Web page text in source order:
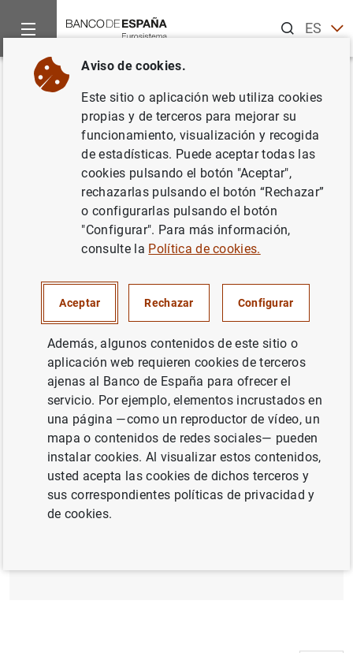
ESEN
Inicio Publicaciones
Volver
Compañías privilegiadas de
comercio con América y cambio
político (1706-1765)
COMERCIO INTERNACIONAL
SITUACIÓN ECONÓMICA COMPETITIVIDAD
Documento completo
Compañías privilegiadas de comercio con
Aviso de cookies.
Este sitio o aplicación web utiliza cookies
propias y de terceros para mejorar su
funcionamiento, visualización y recogida
de estadísticas. Puede aceptar todas las
cookies pulsando el botón "Aceptar",
rechazarlas pulsando el botón “Rechazar”
o configurarlas pulsando el botón
"Configurar". Para más información,
consulte la Política de cookies.
Aceptar Rechazar Configurar
Además, algunos contenidos de este sitio o
aplicación web requieren cookies de terceros
ajenas al Banco de España para ofrecer el
servicio. Por ejemplo, elementos incrustados en
una página —como un reproductor de vídeo, un
mapa o contenidos de redes sociales— pueden
instalar cookies. Al visualizar estos contenidos,
usted acepta las cookies de dichos terceros y
sus correspondientes políticas de privacidad y
de cookies.